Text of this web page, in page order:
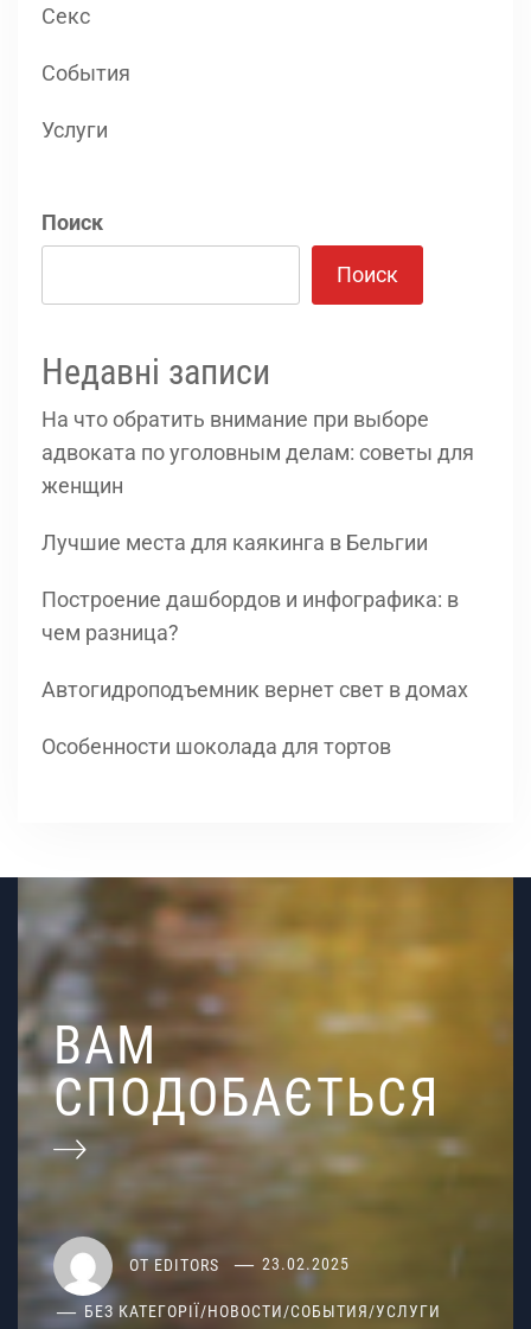
Секс
События
Услуги
Поиск
Поиск
Недавні записи
На что обратить внимание при выборе
адвоката по уголовным делам: советы для
женщин
Лучшие места для каякинга в Бельгии
Построение дашбордов и инфографика: в
чем разница?
Автогидроподъемник вернет свет в домах
Особенности шоколада для тортов
ВАМ
СПОДОБАЄТЬСЯ
ОТEDITORS 23.02.2025
БЕЗ КАТЕГОРІЇ/НОВОСТИ/СОБЫТИЯ/УСЛУГИ